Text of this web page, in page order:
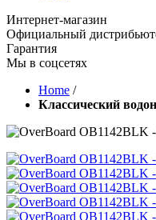
Интернет-магазин
Официальный
Гарантия
Мы в соцсетях
Home /
Классический